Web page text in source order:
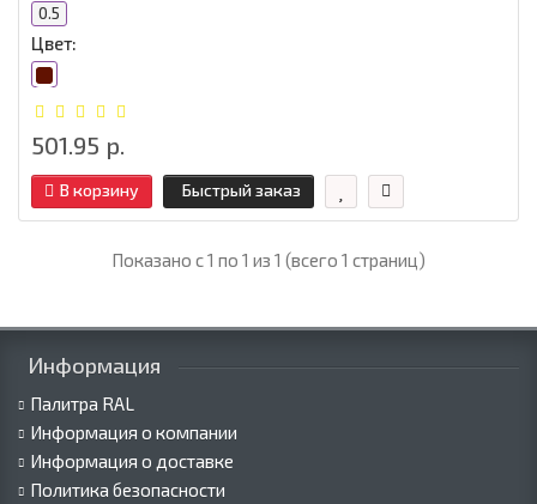
0.5
Цвет:
501.95 р.
В корзину Быстрый заказ
Показано с 1 по 1 из 1 (всего 1 страниц)
Информация
Палитра RAL
Информация о компании
Информация о доставке
Политика безопасности